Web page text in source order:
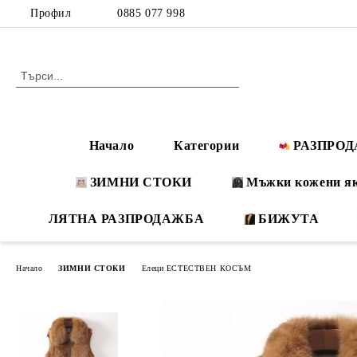
Профил 0885 077 998
Начало Категории
ЗИМНИ СТОКИ Мъжки кожени
ЛЯТНА РАЗПРОДАЖБА БИЖУТА
Начало ЗИМНИ СТОКИ Елеци ЕСТЕСТВЕН КОСЪМ